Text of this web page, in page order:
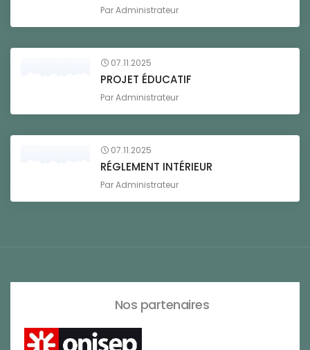
ParAdministrateur
07.11.2025
PROJET ÉDUCATIF
ParAdministrateur
07.11.2025
RÉGLEMENT INTÉRIEUR
ParAdministrateur
Nos partenaires